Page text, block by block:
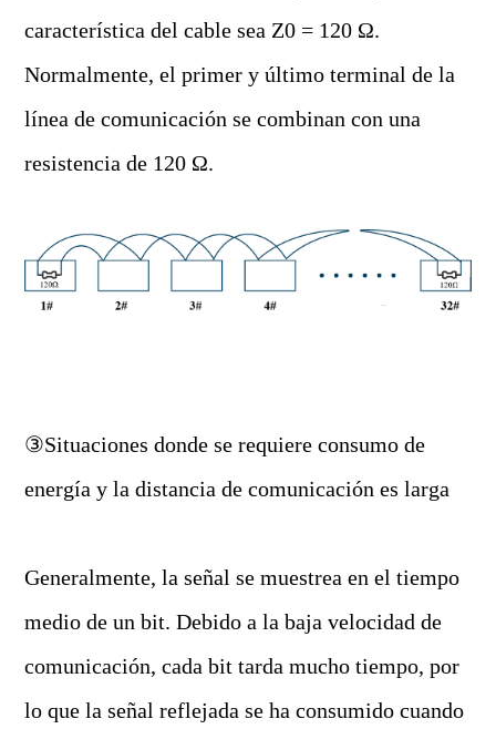
característica del cable sea Z0 = 120 Ω.
Normalmente, el primer y último terminal de la
línea de comunicación se combinan con una
resistencia de 120 Ω.
③Situaciones donde se requiere consumo de
energía y la distancia de comunicación es larga
Generalmente, la señal se muestrea en el tiempo
medio de un bit. Debido a la baja velocidad de
comunicación, cada bit tarda mucho tiempo, por
lo que la señal reflejada se ha consumido cuando